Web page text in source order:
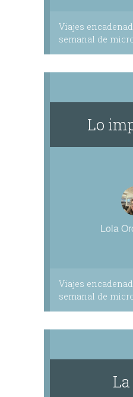
Viajes
semanal de
Lo
Lola
Viajes
semanal de